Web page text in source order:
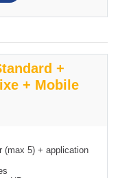
+
+ Mobile
(max 5) + application